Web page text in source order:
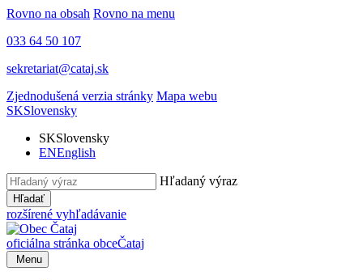
Rovno na obsah Rovno na menu
033 64 50 107
sekretariat@cataj.sk
Zjednodušená verzia stránky Mapa webu
SKSlovensky
SKSlovensky
ENEnglish
Hľadaný výraz
Hľadať
rozšírené vyhľadávanie
oficiálna stránka obceČataj
Menu